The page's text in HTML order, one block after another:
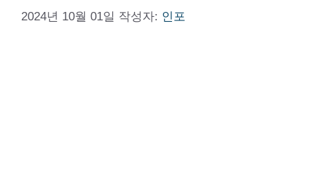
2024년 10월 01일 작성자: 인포